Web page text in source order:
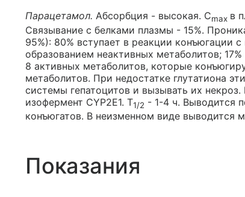
Парацетамол. Абсорбция - высокая. Cmax в
Связывание с белками плазмы - 15%.
95%): 80% вступает в реакции конъюгации
образованием неактивных метаболитов;
8 активных метаболитов, которые
метаболитов. При недостатке глутатиона
системы гепатоцитов и вызывать их
изофермент CYP2E1. T1/2 - 1-4 ч. Выводится
конъюгатов. В неизменном виде выводится
Показания